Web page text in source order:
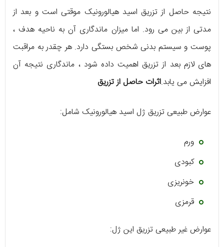
نتیجه حاصل از تزریق اسید هیالورونیک موقتی است و بعد از
مدتی از بین می رود. اما میزان ماندگاری آن به ناحیه هدف ،
پوست و سیستم بدنی شخص بستگی دارد. هر چقدر به مراقبت
های لازم بعد از تزریق اهمیت داده شود ، ماندگاری نتیجه آن
افزایش می یابد.اثرات حاصل از تزریق
عوارض طبیعی تزریق ژل اسید هیالورونیک شامل:
ورم
کبودی
خونریزی
قرمزی
عوارض غیر طبیعی تزریق این ژل: